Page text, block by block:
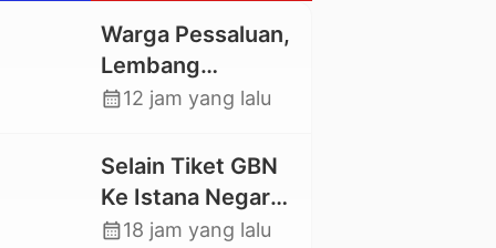
Warga Pessaluan,
Lembang
Gandangbatu
Jalan Kabupaten
calendar_month12 jam yang lalu
Selain Tiket GBN
Ke Istana Negara,
Mahasiswa UKI
calendar_month18 jam yang lalu